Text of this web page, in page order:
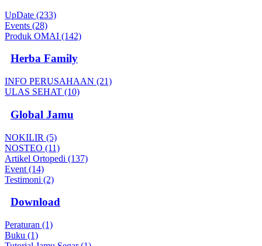
UpDate (233)
Events (28)
Produk OMAI (142)
Herba Family
INFO PERUSAHAAN (21)
ULAS SEHAT (10)
Global Jamu
NOKILIR (5)
NOSTEO (11)
Artikel Ortopedi (137)
Event (14)
Testimoni (2)
Download
Peraturan (1)
Buku (1)